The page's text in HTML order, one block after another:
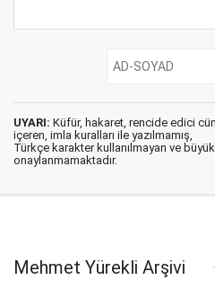
UYARI: Küfür, hakaret, rencide edici
içeren, imla kuralları ile yazılmamış,
Türkçe karakter kullanılmayan ve
onaylanmamaktadır.
Mehmet Yürekli Arşivi